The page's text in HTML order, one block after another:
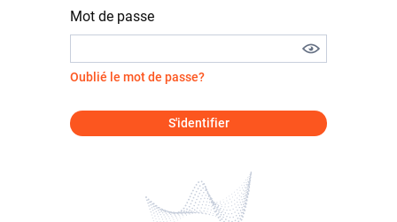
Mot de passe
Oublié le mot de passe?
S'identifier